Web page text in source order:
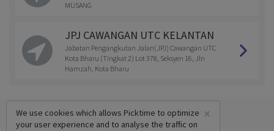
MUSANG
JPJ CAWANGAN UTC KELANTAN
Jabatan Pengangkutan Jalan(JPJ) Cawangan UTC
Kota Bharu (Tingkat 2) Lot 378, Seksyen 16, Jln
Hamzah, Kota Bharu
×
We use cookies which allows Picktime to optimize
your user experience and to analyse the traffic on